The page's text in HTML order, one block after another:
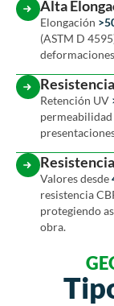
Alta
Elongación
(ASTM D
Retención UV
permeabilidad
Valores desde
resistencia
protegiendo
obra.